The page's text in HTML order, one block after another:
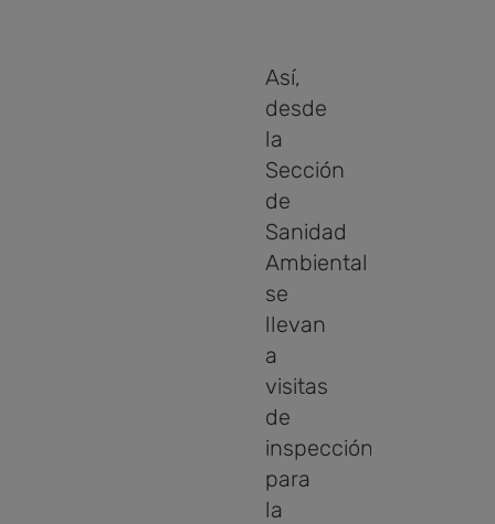
Así,
desde
la
Sección
de
Sanidad
Ambiental
se
llevan
a
visitas
de
inspección
para
la